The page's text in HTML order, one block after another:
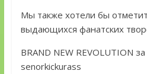
Мы также хотели бы
выдающихся фанатских
BRAND NEW REVOLUTION
senorkickurass